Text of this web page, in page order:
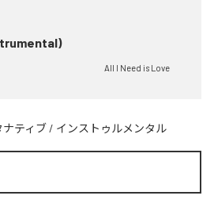
All I Need is Love
ナティブ / インストゥルメンタル